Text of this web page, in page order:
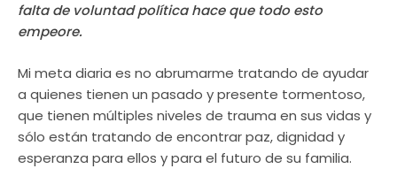
falta de voluntad política hace que todo esto
empeore.
Mi meta diaria es no abrumarme tratando de ayudar
a quienes tienen un pasado y presente tormentoso,
que tienen múltiples niveles de trauma en sus vidas y
sólo están tratando de encontrar paz, dignidad y
esperanza para ellos y para el futuro de su familia.